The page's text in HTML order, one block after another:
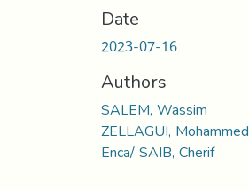
Date
2023-07-16
Authors
SALEM, Wassim
ZELLAGUI, Mohammed
Enca/ SAIB, Cherif